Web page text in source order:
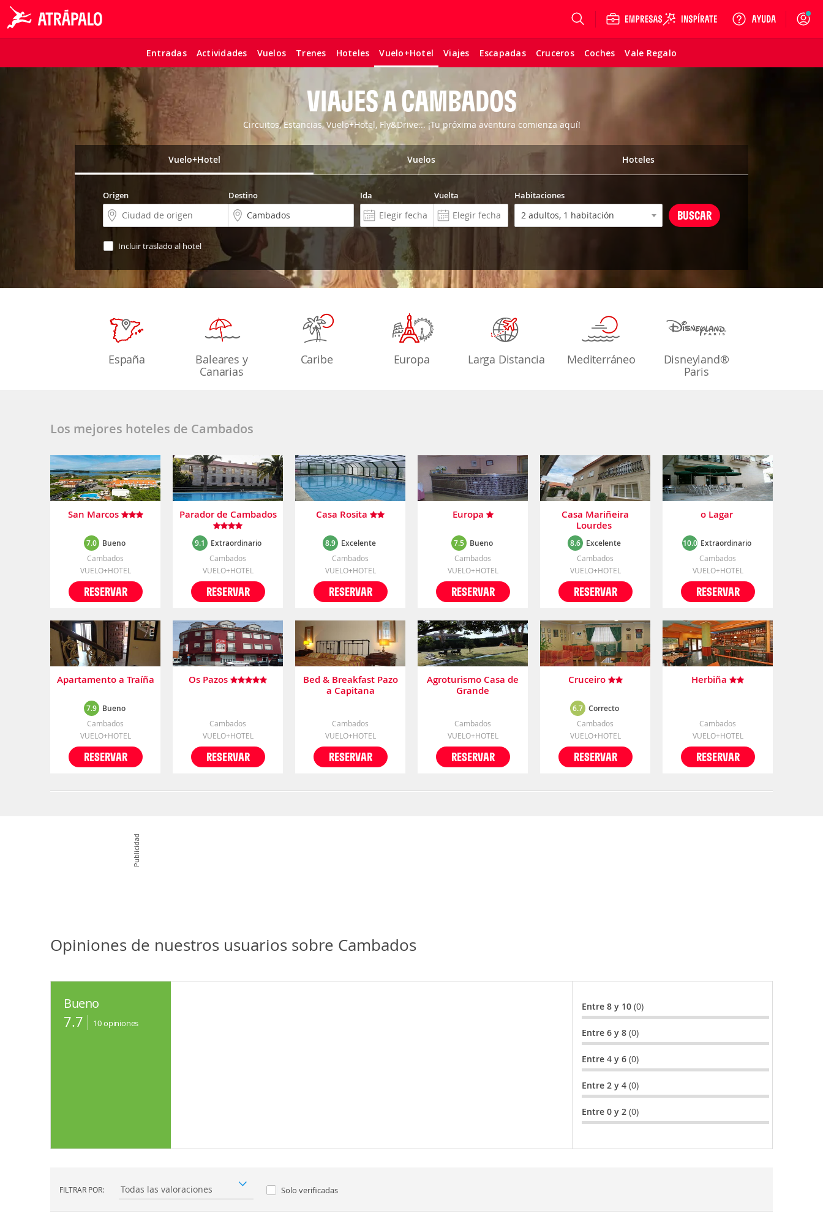
Entradas Actividades Vuelos Trenes Hoteles Vuelo+Hotel Viajes Escapadas Cruceros Coches Vale Regalo
Login
VIAJES A CAMBADOS
Circuitos, Estancias, Vuelo+Hotel, Fly&Drive... ¡Tu próxima aventura comienza aquí!
Vuelo+Hotel Vuelos Hoteles
Origen Destino Ida Vuelta Habitaciones
Incluir traslado al hotel
España
Baleares y
Canarias
Caribe Europa Larga Distancia Mediterráneo
Disneyland®
Paris
Los mejores hoteles de Cambados
San Marcos
7.0 Bueno
Cambados
VUELO+HOTEL
RESERVAR
Parador de Cambados
9.1 Extraordinario
Cambados
VUELO+HOTEL
RESERVAR
Casa Rosita
8.9 Excelente
Cambados
VUELO+HOTEL
RESERVAR
Europa
7.5 Bueno
Cambados
VUELO+HOTEL
RESERVAR
Casa Mariñeira
Lourdes
8.6 Excelente
Cambados
VUELO+HOTEL
RESERVAR
o Lagar
10.0 Extraordinario
Cambados
VUELO+HOTEL
RESERVAR
Apartamento a Traíña
7.9 Bueno
Cambados
VUELO+HOTEL
RESERVAR
Os Pazos
Cambados
VUELO+HOTEL
RESERVAR
Bed & Breakfast Pazo
a Capitana
Cambados
VUELO+HOTEL
RESERVAR
Agroturismo Casa de
Grande
Cambados
VUELO+HOTEL
RESERVAR
Cruceiro
6.7 Correcto
Cambados
VUELO+HOTEL
RESERVAR
Herbiña
Cambados
VUELO+HOTEL
RESERVAR
Publicidad
Opiniones de nuestros usuarios sobre Cambados
Bueno
7.7 10opiniones
Entre 8 y 10 (0)
Entre 6 y 8 (0)
Entre 4 y 6 (0)
Entre 2 y 4 (0)
Entre 0 y 2 (0)
FILTRAR POR: Filtrar por: Solo verificadas